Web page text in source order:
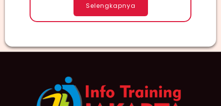
Selengkapnya